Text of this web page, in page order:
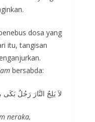
dosa yang
itu, tangisan
bersabda:
لاَ يَلِجُ النَّارَ رَجُلٌ
neraka,